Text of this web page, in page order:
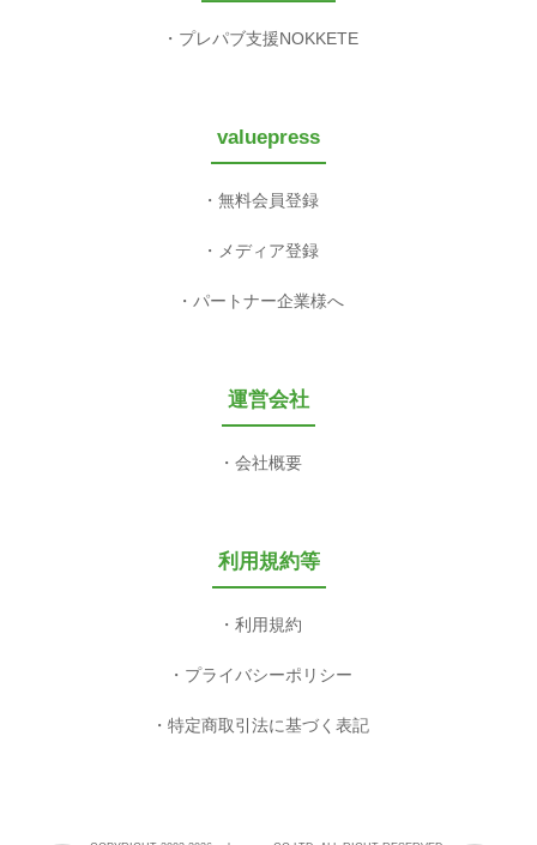
プレパブ支援NOKKETE
valuepress
無料会員登録
メディア登録
パートナー企業様へ
運営会社
会社概要
利用規約等
利用規約
プライバシーポリシー
特定商取引法に基づく表記